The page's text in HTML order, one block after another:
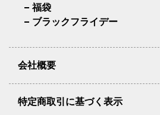
福袋
ブラックフライデー
会社概要
特定商取引に基づく表示